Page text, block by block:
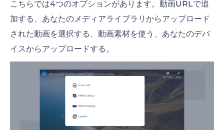
こちらでは4つのオプションがあります。動画URLで追
加する、あなたのメディアライブラリからアップロード
された動画を選択する、動画素材を使う、あなたのデバ
イスからアップロードする。